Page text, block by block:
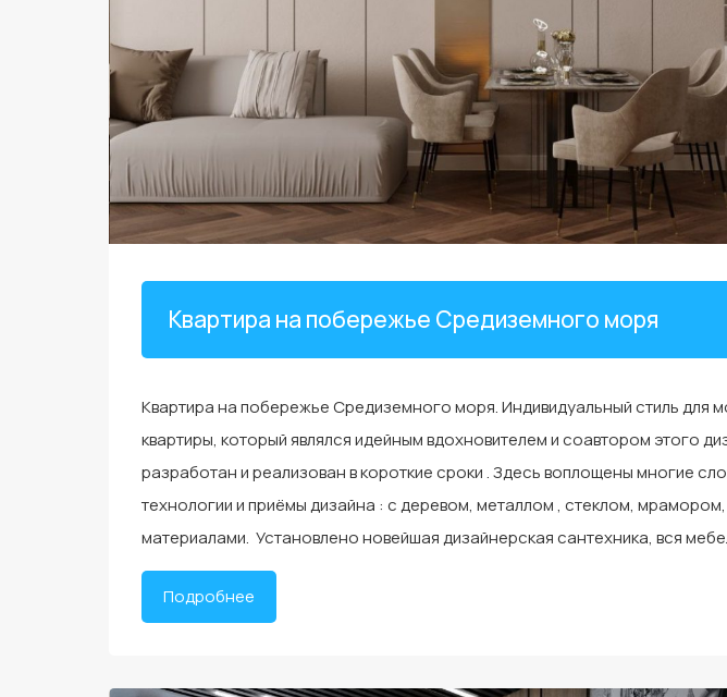
Квартира на побережье Средиземного моря
Квартира на побережье Средиземного моря. Индивидуальный стиль для
квартиры, который являлся идейным вдохновителем и соавтором этого
разработан и реализован в короткие сроки . Здесь воплощены многие
технологии и приёмы дизайна : с деревом, металлом , стеклом,
материалами. Установлено новейшая дизайнерская сантехника, вся
Подробнее